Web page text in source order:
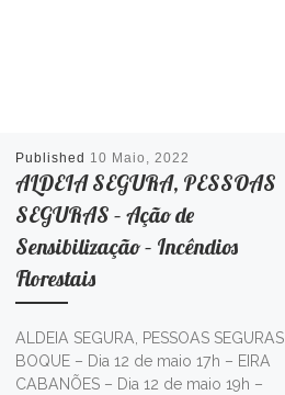
Published 10 Maio, 2022
ALDEIA SEGURA, PESSOAS
SEGURAS – Ação de
Sensibilização – Incêndios
Florestais
ALDEIA SEGURA, PESSOAS SEGURAS
BOQUE – Dia 12 de maio 17h – EIRA
CABANÕES – Dia 12 de maio 19h –